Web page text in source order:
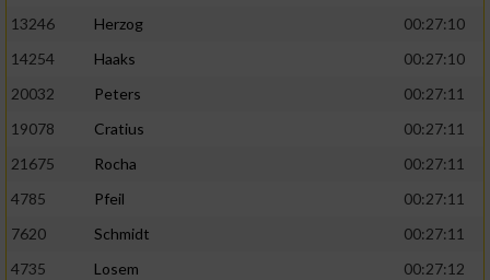
13246
Herzog
00:27:10
14254
Haaks
00:27:10
20032
Peters
00:27:11
19078
Cratius
00:27:11
21675
Rocha
00:27:11
4785
Pfeil
00:27:11
7620
Schmidt
00:27:11
4735
Losem
00:27:12